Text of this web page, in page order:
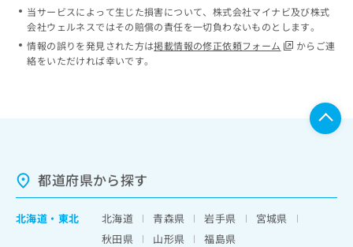
当サービスによって生じた損害について、株式会社マイナビ及び株式
会社ウェルネスではその賠償の責任を一切負わないものとします。
情報の誤りを発見された方は掲載情報の修正依頼フォーム
からご連
絡をいただければ幸いです。
都道府県から探す
北海道 ・ 東北 北海道 青森県 岩手県
宮城県
秋田県
山形県
福島県